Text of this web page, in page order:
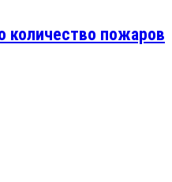
количество пожаров